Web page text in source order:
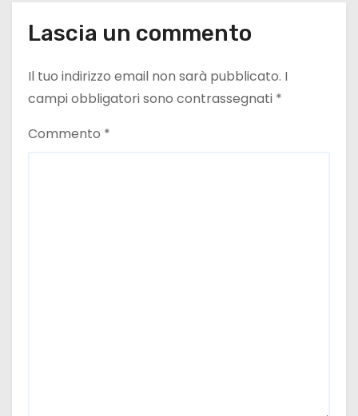
Lascia un commento
Il tuo indirizzo email non sarà pubblicato. I
campi obbligatori sono contrassegnati *
Commento *